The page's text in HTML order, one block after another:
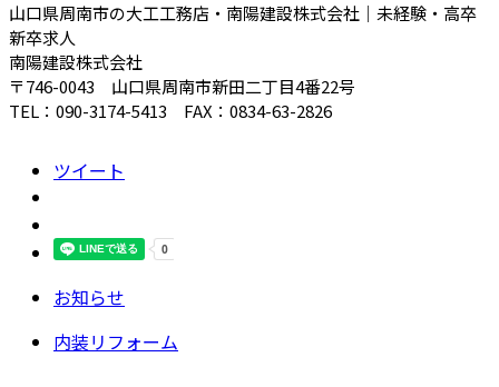
山口県周南市の大工工務店・南陽建設株式会社｜未経験・高卒
新卒求人
南陽建設株式会社
〒746-0043 山口県周南市新田二丁目4番22号
TEL：090-3174-5413 FAX：0834-63-2826
ツイート
お知らせ
内装リフォーム